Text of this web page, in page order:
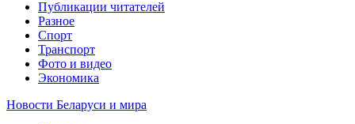
Публикации читателей
Разное
Спорт
Транспорт
Фото и видео
Экономика
Новости Беларуси и мира